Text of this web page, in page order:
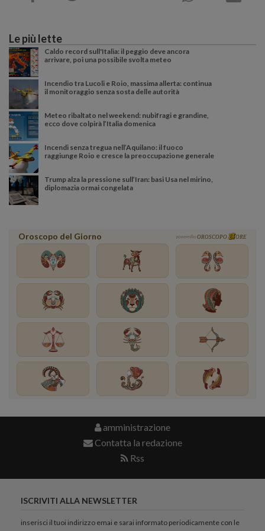
Le più lette
Caldo record sull'Italia: il peggio deve ancora
arrivare, poi una possibile svolta meteo
Incendio tra Lucoli e Roio, massima allerta: continua
il monitoraggio senza sosta delle autorità
Meteo ribaltato nel weekend: nubifragi e grandine,
ecco dove colpirà l’Italia domenica
Incendi senza tregua nell’Aquilano: il fuoco
raggiunge Roio e cresce la preoccupazione generale
Trump alza la pressione sull’Iran: basi Usa nel mirino,
diplomazia ormai congelata
Oroscopo del Giorno powered by OROSCOPO ORE
amministrazione
Contatta la redazione
Rss
ISCRIVITI ALLA NEWSLETTER
inserisci il tuoi indirizzo emai e sarai informato periodicamente con le